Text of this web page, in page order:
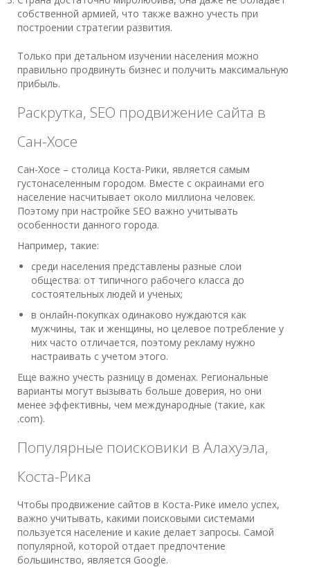
собственной армией, что также важно учесть при
построении стратегии развития.
Только при детальном изучении населения можно
правильно продвинуть бизнес и получить максимальную
прибыль.
Раскрутка, SEO продвижение сайта в
Сан-Хосе
Сан-Хосе – столица Коста-Рики, является самым
густонаселенным городом. Вместе с окраинами его
население насчитывает около миллиона человек.
Поэтому при настройке SEO важно учитывать
особенности данного города.
Например, такие:
среди населения представлены разные слои
общества: от типичного рабочего класса до
состоятельных людей и ученых;
в онлайн-покупках одинаково нуждаются как
мужчины, так и женщины, но целевое потребление у
них часто отличается, поэтому рекламу нужно
настраивать с учетом этого.
Еще важно учесть разницу в доменах. Региональные
варианты могут вызывать больше доверия, но они
менее эффективны, чем международные (такие, как
.com).
Популярные поисковики в Алахуэла,
Коста-Рика
Чтобы продвижение сайтов в Коста-Рике имело успех,
важно учитывать, какими поисковыми системами
пользуется население и какие делает запросы. Самой
популярной, которой отдает предпочтение
большинство, является Google.